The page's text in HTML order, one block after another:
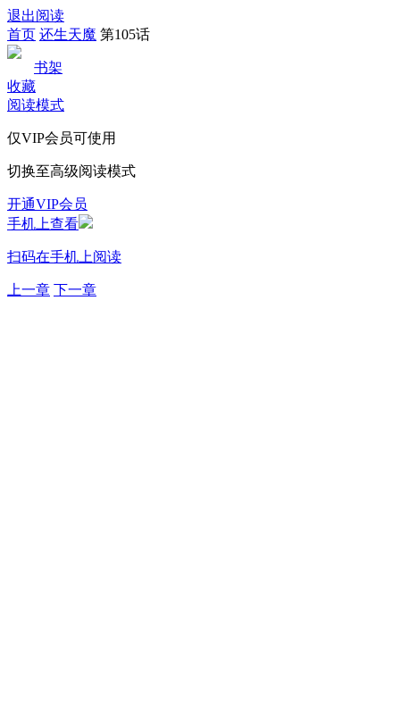
退出阅读
首页 还生天魔 第105话
书架
收藏
阅读模式
仅VIP会员可使用
切换至高级阅读模式
开通VIP会员
手机上查看
扫码在手机上阅读
上一章 下一章